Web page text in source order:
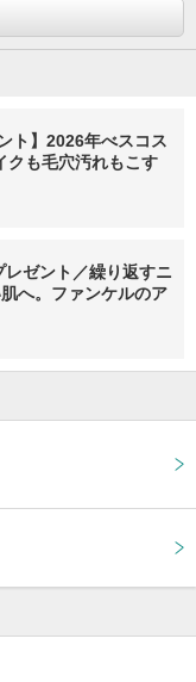
ト】2026年べスコス
クも毛穴汚れもこす
ゼント／繰り返すニ
へ。ファンケルのア